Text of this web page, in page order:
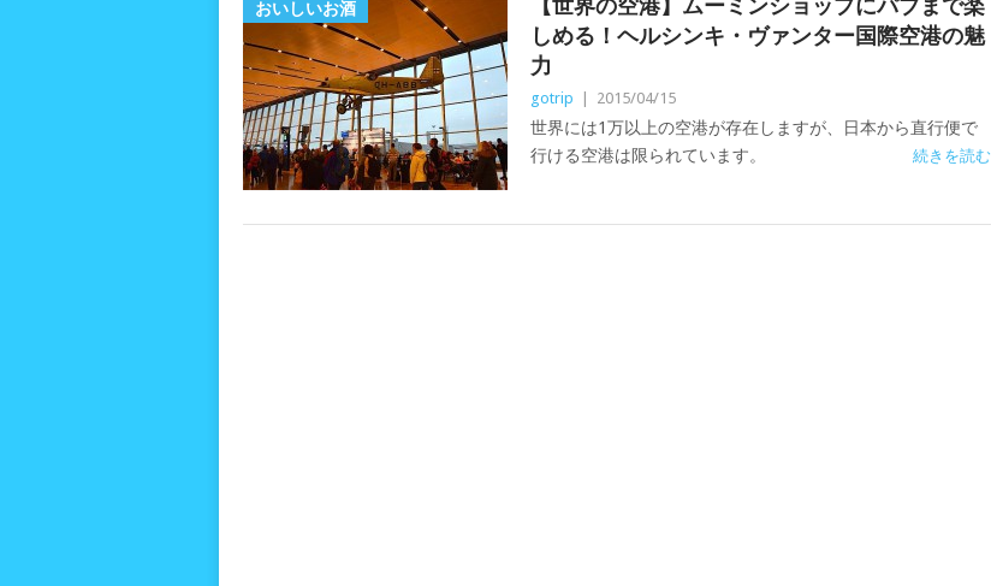
おいしいお酒
【世界の空港】ムーミンショップにパブまで楽
しめる！ヘルシンキ・ヴァンター国際空港の魅
力
gotrip 2015/04/15
世界には1万以上の空港が存在しますが、日本から直行便で
行ける空港は限られています。
続きを読む